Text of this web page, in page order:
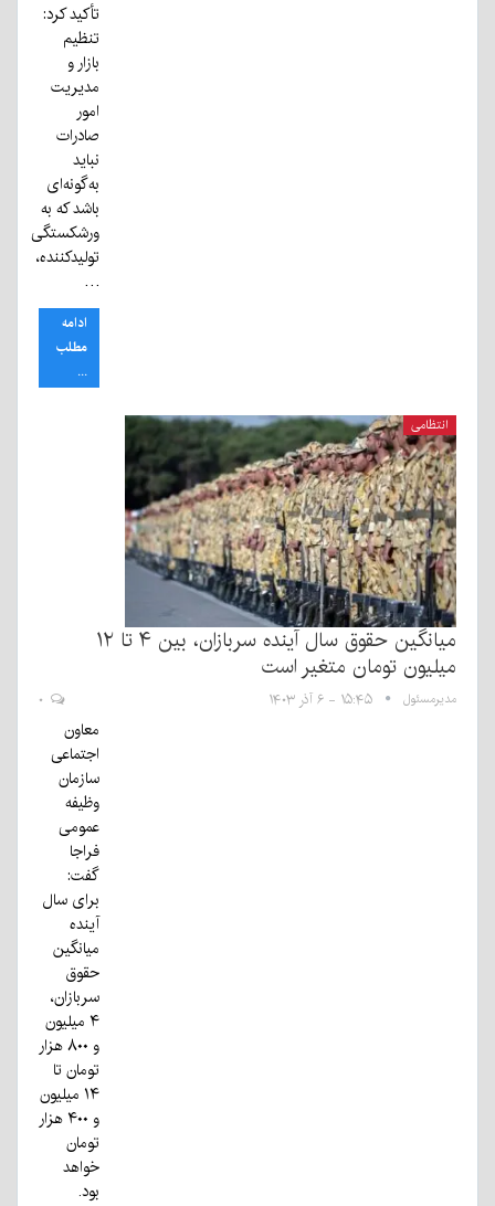
تأکید کرد:
تنظیم
بازار و
مدیریت
امور
صادرات
نباید
به‌گونه‌ای
باشد که به
ورشکستگی
تولیدکننده،
…
ادامه
مطلب
...
انتظامی
میانگین حقوق سال آینده سربازان، بین ۴ تا ۱۲
میلیون تومان متغیر است
مدیرمسئول ۱۵:۴۵ - ۶ آذر ۱۴۰۳
معاون
اجتماعی
سازمان
وظیفه
عمومی
فراجا
گفت:
برای سال
آینده
میانگین
حقوق
سربازان،
۴ میلیون
و ۸۰۰ هزار
تومان تا
۱۴ میلیون
و ۴۰۰ هزار
تومان
خواهد
بود.